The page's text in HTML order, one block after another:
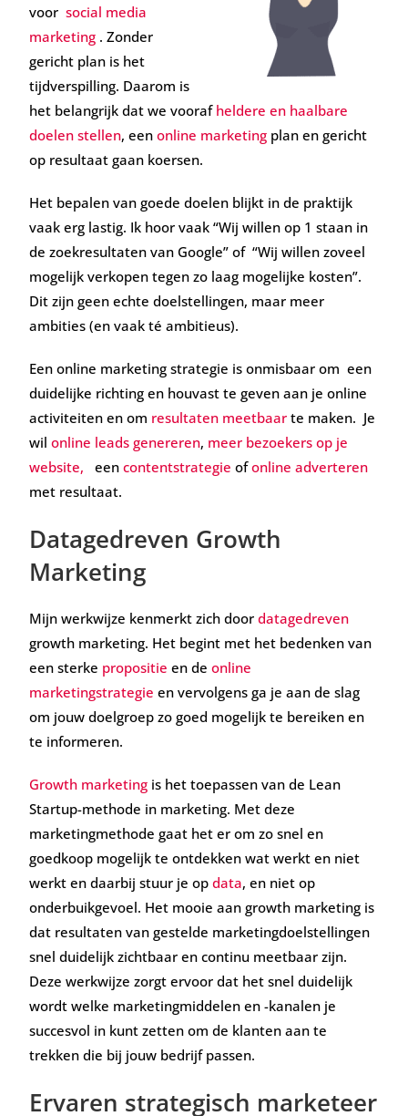
voorsocial media
marketing . Zonder
gericht plan is het
tijdverspilling. Daarom is
het belangrijk dat we vooraf heldere en haalbare
doelen stellen, eenonline marketing plan en gericht
op resultaat gaan koersen.
Het bepalen van goede doelen blijkt in de praktijk
vaak erg lastig. Ik hoor vaak “Wij willen op 1 staan in
de zoekresultaten van Google” of “Wij willen zoveel
mogelijk verkopen tegen zo laag mogelijke kosten”.
Dit zijn geen echte doelstellingen, maar meer
ambities (en vaak té ambitieus).
Een online marketing strategie is onmisbaar om een
duidelijke richting en houvast te geven aan je online
activiteiten en om resultaten meetbaar te maken. Je
wilonline leads genereren, meer bezoekers op je
website, eencontentstrategie ofonline adverteren
met resultaat.
Datagedreven Growth
Marketing
Mijn werkwijze kenmerkt zich doordatagedreven
growth marketing. Het begint met het bedenken van
een sterke propositie en deonline
marketingstrategie en vervolgens ga je aan de slag
om jouw doelgroep zo goed mogelijk te bereiken en
te informeren.
Growth marketing is het toepassen van de Lean
Startup-methode in marketing. Met deze
marketingmethode gaat het er om zo snel en
goedkoop mogelijk te ontdekken wat werkt en niet
werkt en daarbij stuur je opdata, en niet op
onderbuikgevoel. Het mooie aan growth marketing is
dat resultaten van gestelde marketingdoelstellingen
snel duidelijk zichtbaar en continu meetbaar zijn.
Deze werkwijze zorgt ervoor dat het snel duidelijk
wordt welke marketingmiddelen en -kanalen je
succesvol in kunt zetten om de klanten aan te
trekken die bij jouw bedrijf passen.
Ervaren strategisch marketeer